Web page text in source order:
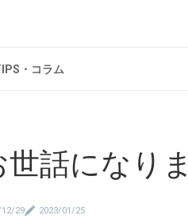
・コラム
話になり
12/29 2023/01/25